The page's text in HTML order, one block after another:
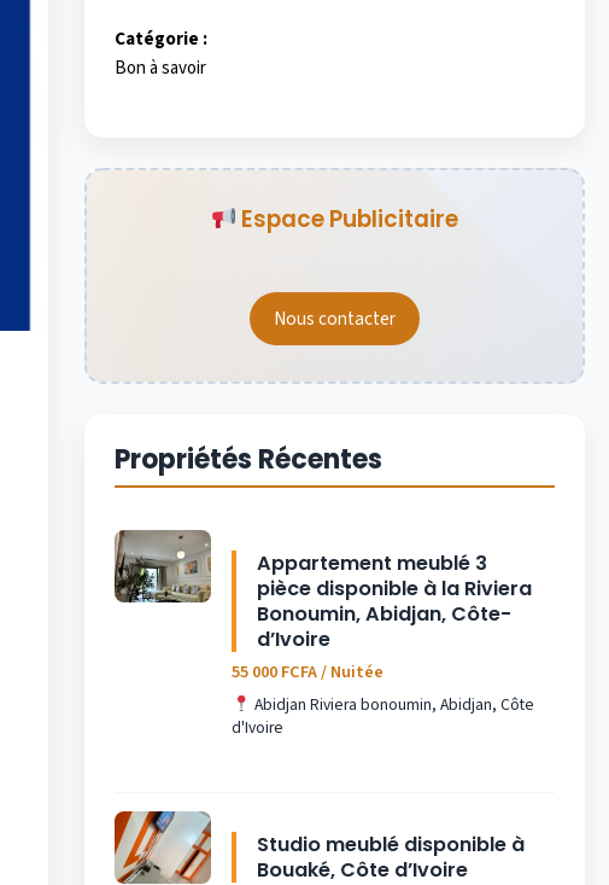
Catégorie :
Bon à savoir
Espace Publicitaire
Nous contacter
Propriétés Récentes
Appartement meublé 3
pièce disponible à la Riviera
Bonoumin, Abidjan, Côte-
d’Ivoire
55 000 FCFA / Nuitée
Abidjan Riviera bonoumin, Abidjan, Côte
d'Ivoire
Studio meublé disponible à
Bouaké, Côte d’Ivoire